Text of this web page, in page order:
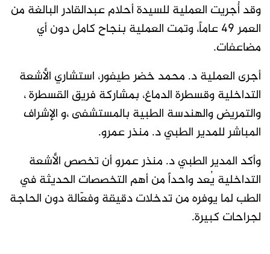
وقد أُجريت العملية للسيدة أحلام عبدالقادر البالغة من
العمر 49 عاماً، وتمت العملية بنجاح كامل دون أي
مضاعفات.
أجرى العملية د. محمد خضر طيفور، استشاري الأشعة
التداخلية وقسطرة الدماغ، بمشاركة فريق القسطرة ،
والتمريض والهندسة الطبية بالمستشفى ،و الإشراف
المباشر للمدير الطبي د. منذر عمرو.
وأكد المدير الطبي د. منذر عمرو أن تخصص الأشعة
التداخلية يُعد واحداً من أهم التخصصات الحديثة في
الطب لما يوفره من تدخلات دقيقة وفعّالة دون الحاجة
لجراحات كبيرة.